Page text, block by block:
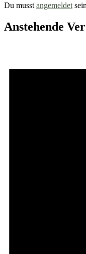
Du musst angemeldet
Anstehende